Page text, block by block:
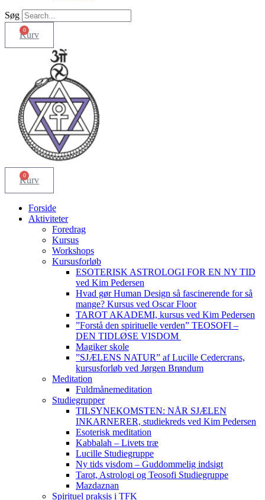
Søg
0
Kurv
0
Kurv
Forside
Aktiviteter
Foredrag
Kursus
Workshops
Kursusforløb
ESOTERISK ASTROLOGI FOR EN NY TID
ved Kim Pedersen
Hvad gør Human Design så fascinerende for så
mange? Kursus ved Oscar Floor
TAROT AKADEMI, kursus ved Kim Pedersen
”Forstå den spirituelle verden” TEOSOFI –
DEN TIDLØSE VISDOM
Magiker skole
”SJÆLENS NATUR” af Lucille Cedercrans,
kursusforløb ved Jørgen Brøndum
Meditation
Fuldmånemeditation
Studiegrupper
TILSYNEKOMSTEN: NÅR SJÆLEN
INKARNERER, studiekreds ved Kim Pedersen
Esoterisk meditation
Kabbalah – Livets træ
Lucille Studiegruppe
Ny tids visdom – Guddommelig indsigt
Tarot, Astrologi og Teosofi Studiegruppe
Mazdaznan
Spirituel praksis i TFK